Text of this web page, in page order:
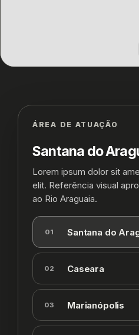
ÁREA DE ATUAÇÃO
Santana do
Lorem ipsum dolor sit
elit. Referência visual
ao Rio Araguaia.
01 Santana do
02 Caseara
03 Marianópolis